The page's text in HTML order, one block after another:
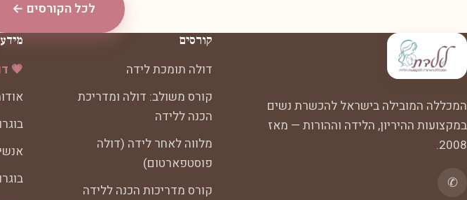
לכל הקורסים ←
המכללה המובילה בישראל להכשרת נשים
במקצועות ההיריון, הלידה וההורות — מאז
2008.
✆
קורסים
דולה תומכת לידה
קורס משולב: דולה ומדריכת
הכנה ללידה
מלווה לאחר לידה (דולה
פוסטפארטום)
קורס מדריכות הכנה ללידה
מידע
💗